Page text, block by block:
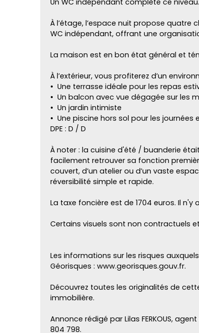
À l’étage, l’espace nuit propose quatre
WC indépendant, offrant une
La maison est en bon état général et
À l’extérieur, vous profiterez d’un
Une terrasse idéale pour les repas
Un balcon avec vue dégagée sur les
Un jardin intimiste
Une piscine hors sol pour les journées
DPE : D / D
À noter : la cuisine d'été / buanderie
facilement retrouver sa fonction
couvert, d’un atelier ou d’un vaste
réversibilité simple et rapide.
La taxe foncière est de 1704 euros. Il
Certains visuels sont non contractuels
Les informations sur les risques
Géorisques : www.georisques.gouv.fr.
Découvrez toutes les originalités de
immobilière.
Annonce rédigé par Lilas FERKOUS,
804 798.